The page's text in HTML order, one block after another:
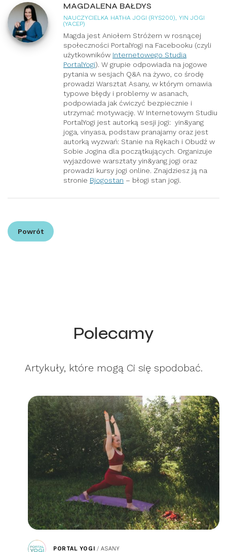
MAGDALENA BAŁDYS
NAUCZYCIELKA HATHA JOGI (RYS200), YIN JOGI
(YACEP)
Magda jest Aniołem Stróżem w rosnącej
społeczności PortalYogi na Facebooku (czyli
użytkowników Internetowego Studia
PortalYogi). W grupie odpowiada na jogowe
pytania w sesjach Q&A na żywo, co środę
prowadzi Warsztat Asany, w którym omawia
typowe błędy i problemy w asanach,
podpowiada jak ćwiczyć bezpiecznie i
utrzymać motywację. W Internetowym Studiu
PortalYogi jest autorką sesji jogi: yin&yang
joga, vinyasa, podstaw pranajamy oraz jest
autorką wyzwań: Stanie na Rękach i Obudź w
Sobie Jogina dla początkujących. Organizuje
wyjazdowe warsztaty yin&yang jogi oraz
prowadzi kursy jogi online. Znajdziesz ją na
stronie Bjogostan – błogi stan jogi.
Powrót
Polecamy
Artykuły, które mogą Ci się spodobać.
PORTAL YOGI / ASANY